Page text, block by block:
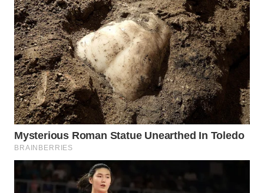
WAHANA
OTOMOTIF
WAHANA
HEALTH
WAHANA
DESA
WISATA
WAHANA